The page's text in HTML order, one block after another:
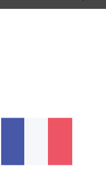
La robe
must-have
matière
présente
réglables
au niveau
décolleté
porter en
Details &